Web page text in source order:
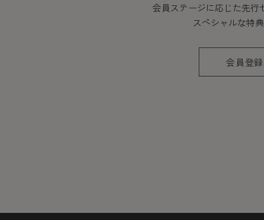
会員ステージに応じた先行
スペシャルな特
会員登